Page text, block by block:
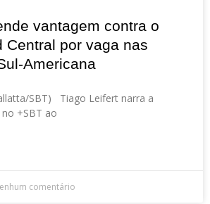
vantagem contra o
Central por vaga nas
Americana
SBT) Tiago Leifert narra a
+SBT ao
comentário